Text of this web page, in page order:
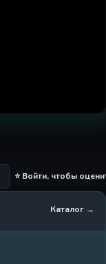
⭐ Войти, чтобы
Каталог →